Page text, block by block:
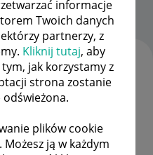
informacje
Twoich danych
partnerzy, z
Kliknij tutaj, aby
jak korzystamy z
strona zostanie
plików cookie
ją w każdym
OPCJE
paczki
TEMATY